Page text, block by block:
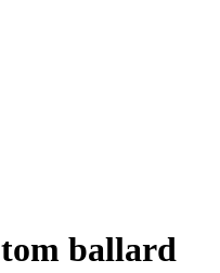
tom ballard